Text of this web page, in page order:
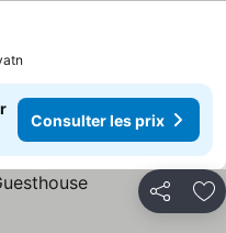
Consulter les prix
Partager